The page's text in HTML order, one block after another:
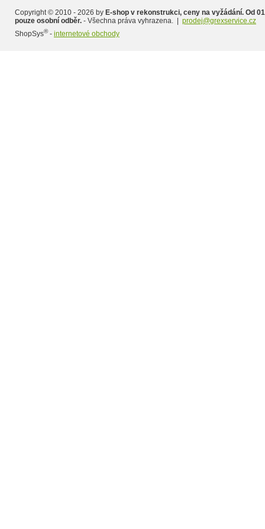
Copyright © 2010 - 2026 by E-shop v rekonstrukci, ceny na vyžádání. Od
pouze osobní odběr. - Všechna práva vyhrazena. | prodej@grexservice.cz
ShopSys®- internetové obchody